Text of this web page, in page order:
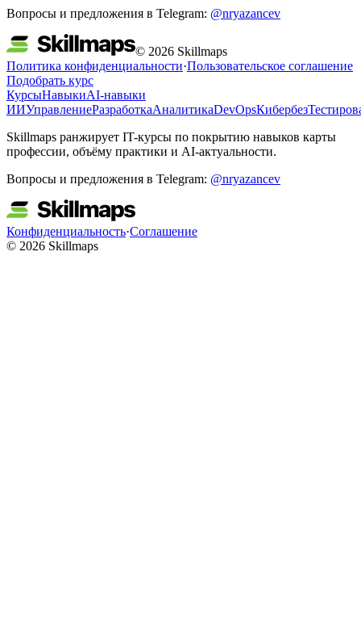
Вопросы и предложения в Telegram: @nryazancev
© 2026 Skillmaps
Политика конфиденциальности·Пользовательское соглашение
Подобрать курс
КурсыНавыкиAI-навыки
ИИУправлениеРазработкаАналитикаDevOpsКибербез
Skillmaps ранжирует IT-курсы по покрытию навыков карты
профессии, объёму практики и AI-актуальности.
Вопросы и предложения в Telegram: @nryazancev
Конфиденциальность·Соглашение
© 2026 Skillmaps